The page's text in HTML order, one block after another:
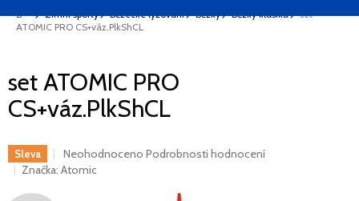
Domů
Zimní sporty Běžecké lyžování Běžky Běžky klasika
set
ATOMIC PRO CS+váz.PlkShCL
set ATOMIC PRO
CS+váz.PlkShCL
Sleva
Průměrné
hodnocení
Neohodnoceno Podrobnosti hodnocení
Značka: Atomic